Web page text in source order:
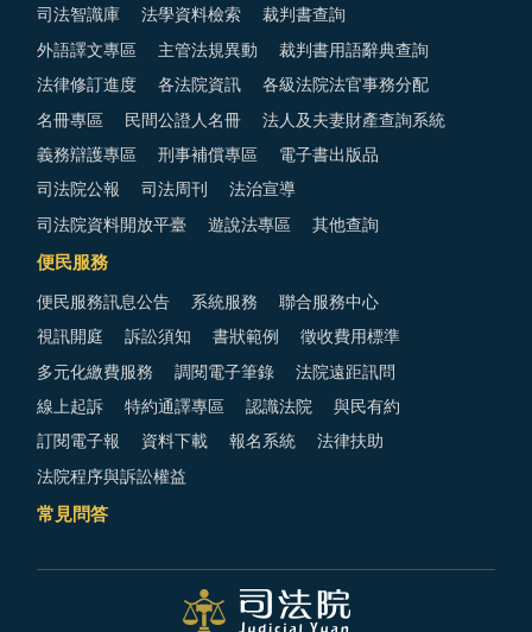
司法智識庫 法學資料檢索 裁判書查詢
外語譯文專區 主管法規異動 裁判書用語辭典查詢
法律修訂進度 各法院資訊 各級法院法官事務分配
名冊專區 民間公證人名冊 法人及夫妻財產查詢系統
義務辯護專區 刑事補償專區 電子書出版品
司法院公報 司法周刊 法治宣導
司法院資料開放平臺 遊說法專區 其他查詢
便民服務
便民服務訊息公告 系統服務 聯合服務中心
視訊開庭 訴訟須知 書狀範例 徵收費用標準
多元化繳費服務 調閱電子筆錄 法院遠距訊問
線上起訴 特約通譯專區 認識法院 與民有約
訂閱電子報 資料下載 報名系統 法律扶助
法院程序與訴訟權益
常見問答